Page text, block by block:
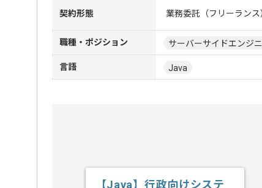
契約形態 業務委託（フリーランス
職種・ポジション サーバーサイドエンジ
言語 Java
【Java】行政向けシステ